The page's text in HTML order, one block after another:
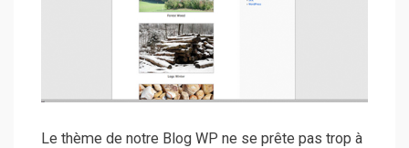
Le thème de notre Blog WP ne se prête pas trop à